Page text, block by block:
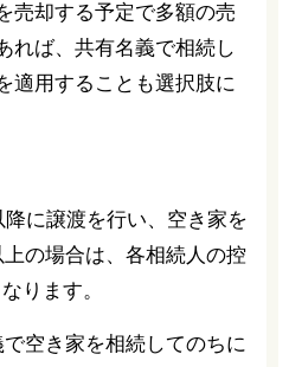
売却する予定で多額の売
れば、共有名義で相続し
適用することも選択肢に
に譲渡を行い、空き家を
の場合は、各相続人の控
ります。
空き家を相続してのちに